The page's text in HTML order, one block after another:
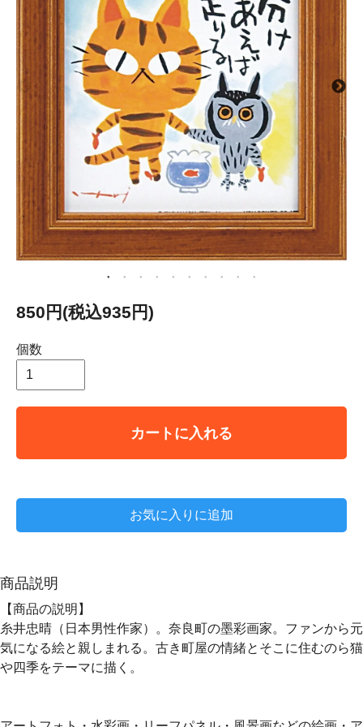
850円(税込935円)
個数
カートに入れる
お気に入りに追加
商品説明
【商品の説明】
糸井忠晴（日本男性作家）。奈良町の墨彩画家。ファンから元
気になる絵と親しまれる。古き町屋の情緒とそこに住むのら猫
や四季をテーマに描く。